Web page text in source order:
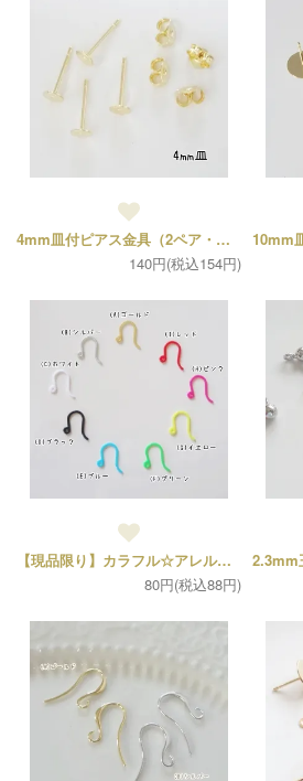
4mm皿付ピアス金具（2ペア・キャッチ4個、ポスト4個）
140円(税込154円)
【現品限り】カラフル☆アレルギー対策樹脂ピアス（各５ペア10個セット）
80円(税込88円)